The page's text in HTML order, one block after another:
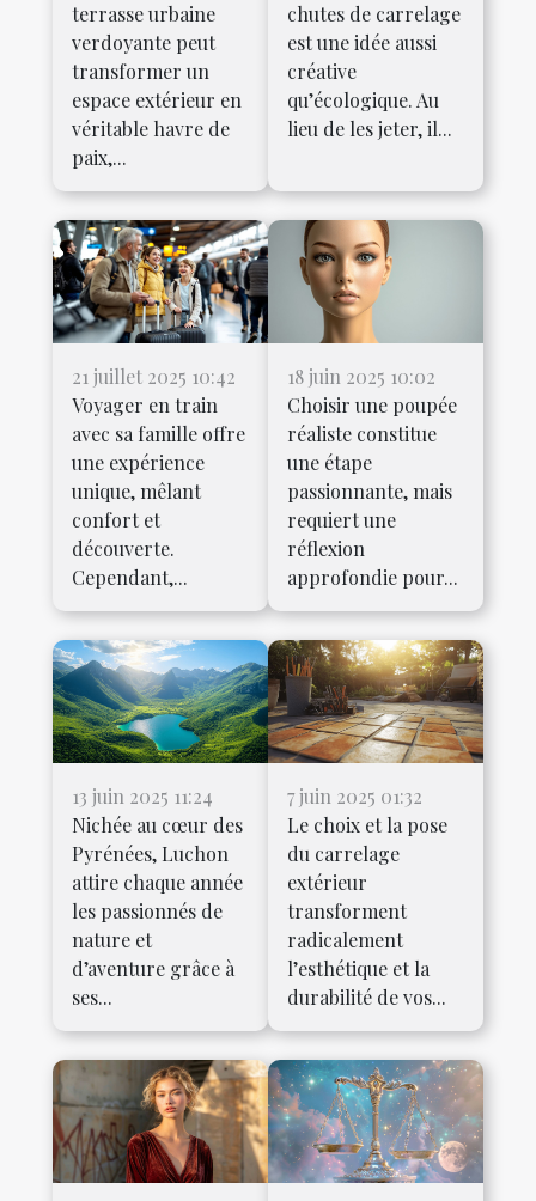
terrasse urbaine
verdoyante peut
transformer un
espace extérieur en
véritable havre de
paix,...
chutes de carrelage
est une idée aussi
créative
qu’écologique. Au
lieu de les jeter, il...
21 juillet 2025 10:42
Voyager en train
avec sa famille offre
une expérience
unique, mêlant
confort et
découverte.
Cependant,...
18 juin 2025 10:02
Choisir une poupée
réaliste constitue
une étape
passionnante, mais
requiert une
réflexion
approfondie pour...
13 juin 2025 11:24
Nichée au cœur des
Pyrénées, Luchon
attire chaque année
les passionnés de
nature et
d’aventure grâce à
ses...
7 juin 2025 01:32
Le choix et la pose
du carrelage
extérieur
transforment
radicalement
l’esthétique et la
durabilité de vos...